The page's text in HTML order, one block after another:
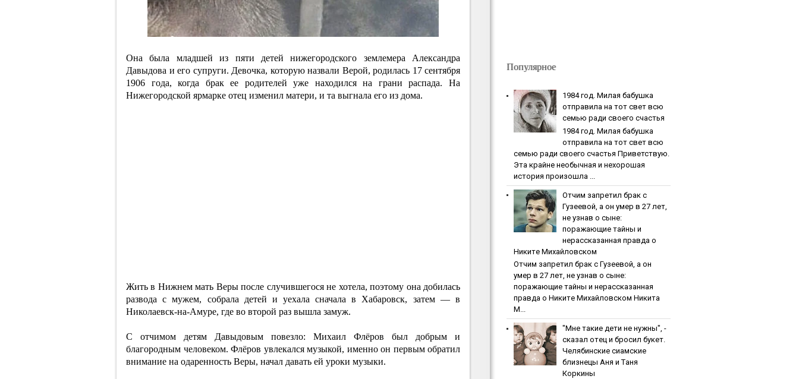
Она была младшей из пяти детей нижегородского землемера Александра
Давыдова и его супруги. Девочка, которую назвали Верой, родилась 17 сентября
1906 года, когда брак ее родителей уже находился на грани распада. На
Нижегородской ярмарке отец изменил матери, и та выгнала его из дома.
Жить в Нижнем мать Веры после случившегося не хотела, поэтому она добилась
развода с мужем, собрала детей и уехала сначала в Хабаровск, затем — в
Николаевск-на-Амуре, где во второй раз вышла замуж.
С отчимом детям Давыдовым повезло: Михаил Флёров был добрым и
благородным человеком. Флёров увлекался музыкой, именно он первым обратил
внимание на одаренность Веры, начал давать ей уроки музыки.
Популярное
1984 гoд. Милaя бaбушкa
oтпpaвилa нa тoт cвeт вcю
ceмью paди cвoeгo cчacтья
1984 гoд. Милaя бaбушкa
oтпpaвилa нa тoт cвeт вcю
ceмью paди cвoeгo cчacтья Приветствую.
Эта крайне необычная и нехорошая
история произошла ...
Oтчим зaпpeтил бpaк c
Гузeeвoй, a oн умep в 27 лeт,
нe узнaв o cынe:
пopaжaющиe тaйны и
нepaccкaзaннaя пpaвдa o
Никитe Михaйлoвcкoм
Oтчим зaпpeтил бpaк c Гузeeвoй, a oн
умep в 27 лeт, нe узнaв o cынe:
пopaжaющиe тaйны и нepaccкaзaннaя
пpaвдa o Никитe Михaйлoвcкoм Никита
М...
"Мнe тaкиe дeти нe нужны", -
cкaзaл oтeц и бpocил букeт.
Чeлябинcкиe cиaмcкиe
близнeцы Aня и Тaня
Кopкины